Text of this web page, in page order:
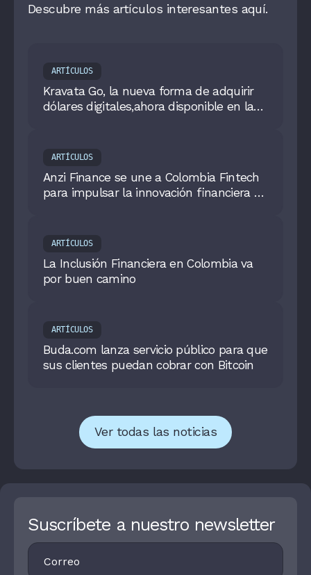
Descubre más artículos interesantes aquí.
ARTÍCULOS
Kravata Go, la nueva forma de adquirir
dólares digitales,ahora disponible en la
ARTÍCULOS
Anzi Finance se une a Colombia Fintech
para impulsar la innovación financiera en
ARTÍCULOS
La Inclusión Financiera en Colombia va
por buen camino
ARTÍCULOS
Buda.com lanza servicio público para que
sus clientes puedan cobrar con Bitcoin
Ver todas las noticias
Suscríbete a nuestro newsletter
Footer
Newsletter
I